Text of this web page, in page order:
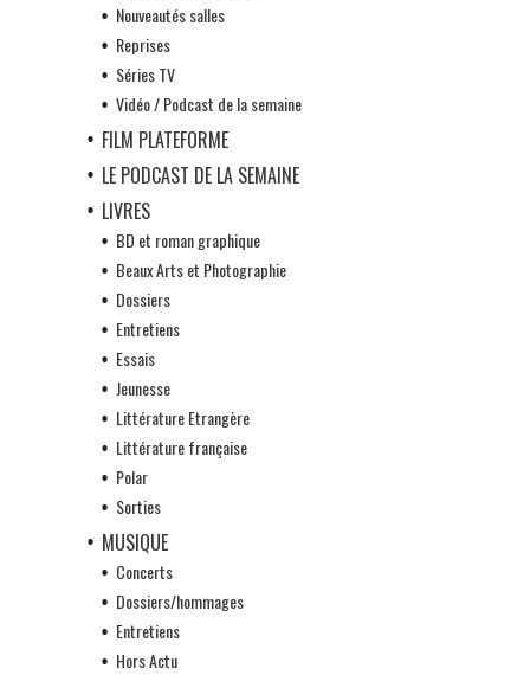
Nouveautés salles
Reprises
Séries TV
Vidéo / Podcast de la semaine
FILM PLATEFORME
LE PODCAST DE LA SEMAINE
LIVRES
BD et roman graphique
Beaux Arts et Photographie
Dossiers
Entretiens
Essais
Jeunesse
Littérature Etrangère
Littérature française
Polar
Sorties
MUSIQUE
Concerts
Dossiers/hommages
Entretiens
Hors Actu